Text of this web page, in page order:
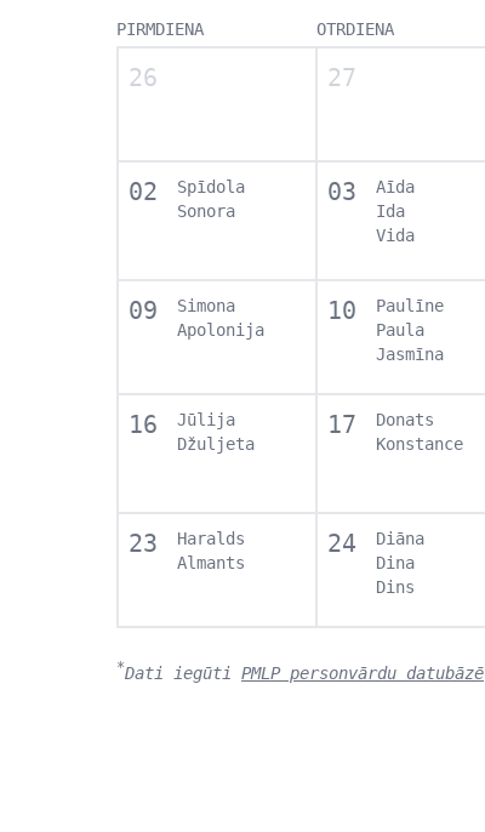
PIRMDIENA OTRDIENA
26 27
02
Spīdola
Sonora
03
Aīda
Ida
Vida
09
Simona
Apolonija
10
Paulīne
Paula
Jasmīna
16
Jūlija
Džuljeta
17
Donats
Konstance
23
Haralds
Almants
24
Diāna
Dina
Dins
*Dati iegūti PMLP personvārdu datubāzē